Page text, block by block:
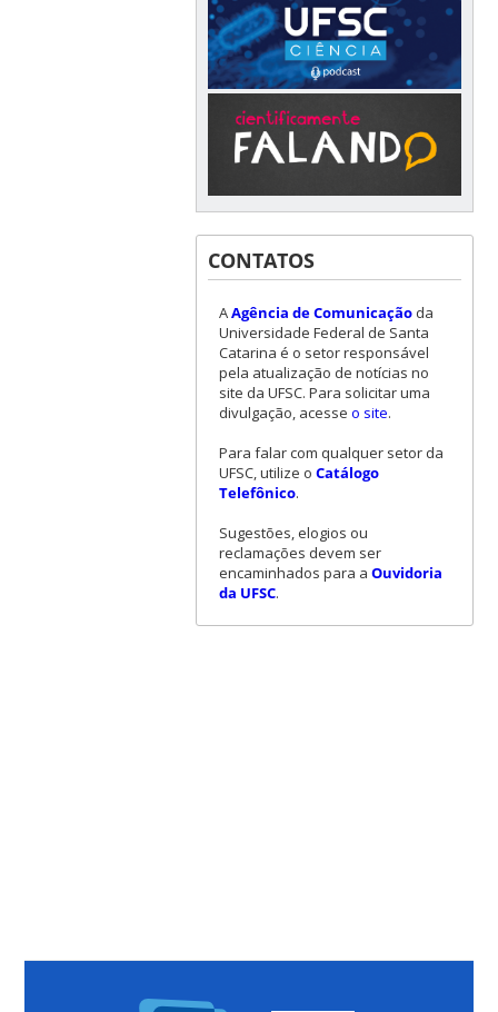
CONTATOS
AAgência de Comunicaçãoda
Universidade Federal de Santa
Catarina é o setor responsável
pela atualização de notícias no
site da UFSC. Para solicitar uma
divulgação, acesse o site.
Para falar com qualquer setor da
UFSC, utilize o Catálogo
Telefônico.
Sugestões, elogios ou
reclamações devem ser
encaminhados para a Ouvidoria
da UFSC.